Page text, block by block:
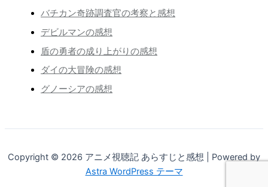
バチカン奇跡調査官の考察と感想
デビルマンの感想
盾の勇者の成り上がりの感想
ダイの大冒険の感想
グノーシアの感想
Copyright © 2026 アニメ視聴記 あらすじと感想 | Powered by
Astra WordPress テーマ